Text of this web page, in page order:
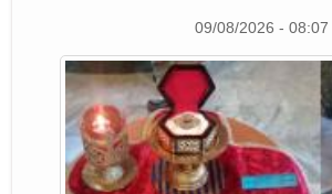
09/08/2026 - 08:07